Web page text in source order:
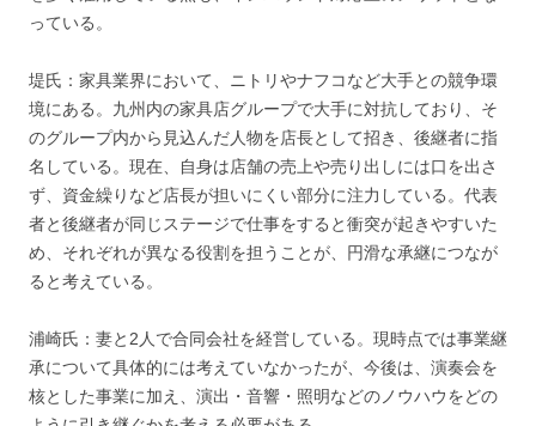
っている。
堤氏：家具業界において、ニトリやナフコなど大手との競争環
境にある。九州内の家具店グループで大手に対抗しており、そ
のグループ内から見込んだ人物を店長として招き、後継者に指
名している。現在、自身は店舗の売上や売り出しには口を出さ
ず、資金繰りなど店長が担いにくい部分に注力している。代表
者と後継者が同じステージで仕事をすると衝突が起きやすいた
め、それぞれが異なる役割を担うことが、円滑な承継につなが
ると考えている。
浦崎氏：妻と2人で合同会社を経営している。現時点では事業継
承について具体的には考えていなかったが、今後は、演奏会を
核とした事業に加え、演出・音響・照明などのノウハウをどの